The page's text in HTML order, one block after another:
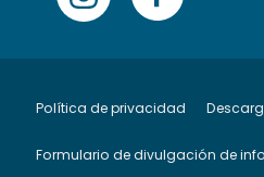
Política de privacidad
Formulario de divulgación de